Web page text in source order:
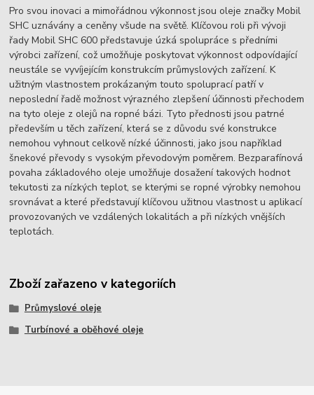
Pro svou inovaci a mimořádnou výkonnost jsou oleje značky Mobil
SHC uznávány a ceněny všude na světě. Klíčovou roli při vývoji
řady Mobil SHC 600 představuje úzká spolupráce s předními
výrobci zařízení, což umožňuje poskytovat výkonnost odpovídající
neustále se vyvíjejícím konstrukcím průmyslových zařízení. K
užitným vlastnostem prokázaným touto spoluprací patří v
neposlední řadě možnost výrazného zlepšení účinnosti přechodem
na tyto oleje z olejů na ropné bázi. Tyto přednosti jsou patrné
především u těch zařízení, která se z důvodu své konstrukce
nemohou vyhnout celkově nízké účinnosti, jako jsou například
šnekové převody s vysokým převodovým poměrem. Bezparafínová
povaha základového oleje umožňuje dosažení takových hodnot
tekutosti za nízkých teplot, se kterými se ropné výrobky nemohou
srovnávat a které představují klíčovou užitnou vlastnost u aplikací
provozovaných ve vzdálených lokalitách a při nízkých vnějších
teplotách.
Zboží zařazeno v kategoriích
Průmyslové oleje
Turbínové a oběhové oleje